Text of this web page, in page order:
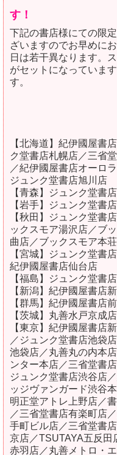
す！
下記の書店様にての限
ざいますのでお早めに
日は若干異なります。
がセットになっていま
す。
【北海道】紀伊國屋書
ク堂書店札幌店／三省
／紀伊國屋書店オーロ
ジュンク堂書店旭川店
【青森】ジュンク堂書
【岩手】ジュンク堂書
【秋田】ジュンク堂書
ックスモア湯沢店／ブ
曲店／ブックスモア本
【宮城】ジュンク堂書
紀伊國屋書店仙台店
【福島】ジュンク堂書
【新潟】紀伊國屋書店
【群馬】紀伊國屋書店
【茨城】丸善水戸京成店
【東京】紀伊國屋書店
／ジュンク堂書店池袋
池袋店／丸善丸の内本
ンター本店／三省堂書
ジュンク堂書店渋谷店
ッジヴァンガード渋谷
明正堂アトレ上野店／
／三省堂書店有楽町店
手町ビル店／三省堂書
京店／TSUTAYA五反田
赤羽店／丸善メトロ・